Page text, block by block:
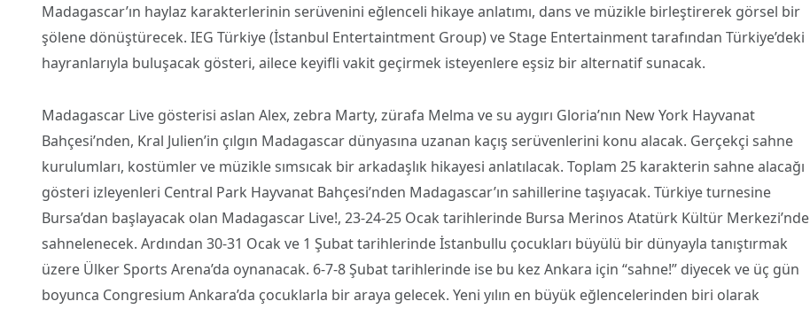
Madagascar’ın haylaz karakterlerinin serüvenini eğlenceli hikaye anlatımı, dans ve müzikle birleştirerek görsel bir
şölene dönüştürecek. IEG Türkiye (İstanbul Entertaintment Group) ve Stage Entertainment tarafından Türkiye’deki
hayranlarıyla buluşacak gösteri, ailece keyifli vakit geçirmek isteyenlere eşsiz bir alternatif sunacak.
Madagascar Live gösterisi aslan Alex, zebra Marty, zürafa Melma ve su aygırı Gloria’nın New York Hayvanat
Bahçesi’nden, Kral Julien’in çılgın Madagascar dünyasına uzanan kaçış serüvenlerini konu alacak. Gerçekçi sahne
kurulumları, kostümler ve müzikle sımsıcak bir arkadaşlık hikayesi anlatılacak. Toplam 25 karakterin sahne alacağı
gösteri izleyenleri Central Park Hayvanat Bahçesi’nden Madagascar’ın sahillerine taşıyacak. Türkiye turnesine
Bursa’dan başlayacak olan Madagascar Live!, 23-24-25 Ocak tarihlerinde Bursa Merinos Atatürk Kültür Merkezi’nde
sahnelenecek. Ardından 30-31 Ocak ve 1 Şubat tarihlerinde İstanbullu çocukları büyülü bir dünyayla tanıştırmak
üzere Ülker Sports Arena’da oynanacak. 6-7-8 Şubat tarihlerinde ise bu kez Ankara için “sahne!” diyecek ve üç gün
boyunca Congresium Ankara’da çocuklarla bir araya gelecek. Yeni yılın en büyük eğlencelerinden biri olarak